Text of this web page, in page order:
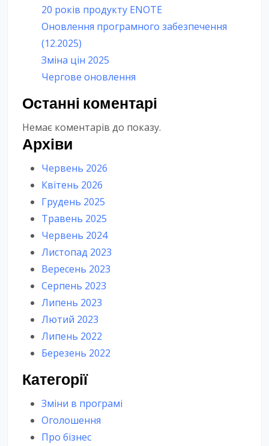
20 років продукту ENOTE
Оновлення програмного забезпечення
(12.2025)
Зміна цін 2025
Чергове оновлення
Останні коментарі
Немає коментарів до показу.
Архіви
Червень 2026
Квітень 2026
Грудень 2025
Травень 2025
Червень 2024
Листопад 2023
Вересень 2023
Серпень 2023
Липень 2023
Лютий 2023
Липень 2022
Березень 2022
Категорії
Зміни в програмі
Оголошення
Про бізнес